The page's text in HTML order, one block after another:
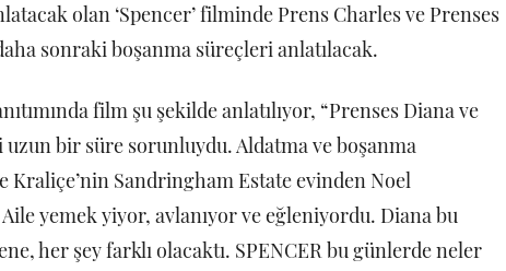
olan ‘Spencer’ filminde Prens Charles ve Prenses
sonraki boşanma süreçleri anlatılacak.
film şu şekilde anlatılıyor, “Prenses Diana ve
uzun bir süre sorunluydu. Aldatma ve boşanma
Kraliçe’nin Sandringham Estate evinden Noel
Aile yemek yiyor, avlanıyor ve eğleniyordu. Diana bu
her şey farklı olacaktı. SPENCER bu günlerde neler